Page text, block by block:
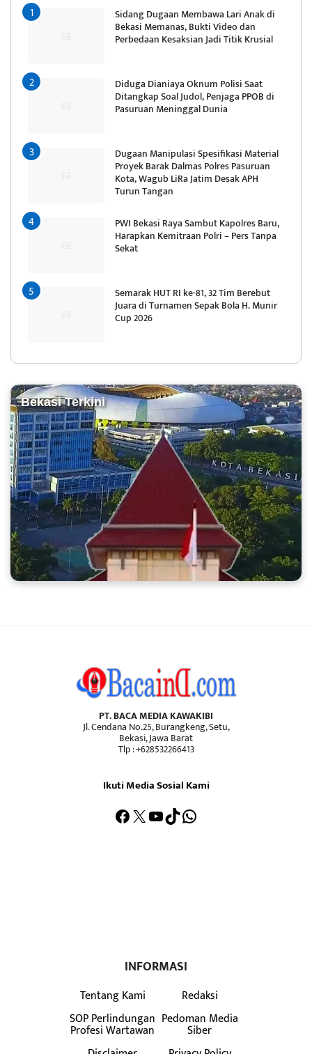
Sidang Dugaan Membawa Lari Anak di
Bekasi Memanas, Bukti Video dan
Perbedaan Kesaksian Jadi Titik Krusial
Diduga Dianiaya Oknum Polisi Saat
Ditangkap Soal Judol, Penjaga PPOB di
Pasuruan Meninggal Dunia
Dugaan Manipulasi Spesifikasi Material
Proyek Barak Dalmas Polres Pasuruan
Kota, Wagub LiRa Jatim Desak APH
Turun Tangan
PWI Bekasi Raya Sambut Kapolres Baru,
Harapkan Kemitraan Polri – Pers Tanpa
Sekat
Semarak HUT RI ke-81, 32 Tim Berebut
Juara di Turnamen Sepak Bola H. Munir
Cup 2026
Bekasi Terkini
PT. BACA MEDIA KAWAKIBI
Jl. Cendana No.25, Burangkeng, Setu,
Bekasi, Jawa Barat
Tlp : +628532266413
Ikuti Media Sosial Kami
Facebook
X YouTube
TikTokWhatsApp
INFORMASI
Tentang Kami
Redaksi
SOP Perlindungan
Profesi Wartawan
Pedoman Media
Siber